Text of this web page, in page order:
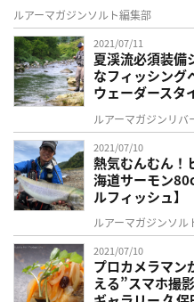
ルアーマガジンソルト編集部
2021/07/11
夏渓流必須装備
なフィッシング
ウェーダースタ
ルアーマガジンリバ
2021/07/10
熱気むんむん！
海道サーモン
ルフィッシュ】
ルアーマガジンソル
2021/07/10
プロカメラマン
える”スマホ撮